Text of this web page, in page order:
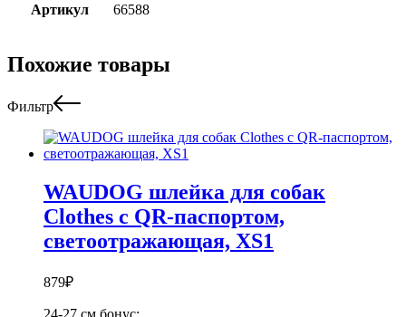
Артикул 66588
Похожие товары
Фильтр
WAUDOG шлейка для собак
Clothes с QR-паспортом,
светоотражающая, XS1
879₽